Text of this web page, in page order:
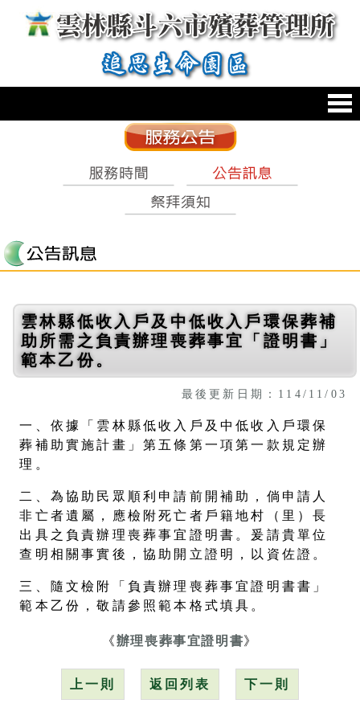
跳到主要內容區塊
雲林縣低收入戶及中低收入戶環保葬補
助所需之負責辦理喪葬事宜「證明書」
範本乙份。
最後更新日期：114/11/03
一、依據「雲林縣低收入戶及中低收入戶環保
葬補助實施計畫」第五條第一項第一款規定辦
理。
二、為協助民眾順利申請前開補助，倘申請人
非亡者遺屬，應檢附死亡者戶籍地村（里）長
出具之負責辦理喪葬事宜證明書。爰請貴單位
查明相關事實後，協助開立證明，以資佐證。
三、隨文檢附「負責辦理喪葬事宜證明書書」
範本乙份，敬請參照範本格式填具。
《辦理喪葬事宜證明書》
上一則 返回列表 下一則